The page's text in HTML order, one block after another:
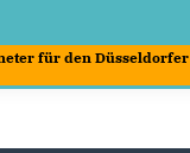
für den Düsseldorfer